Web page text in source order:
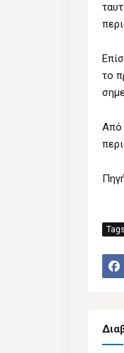
το
Από
Tags